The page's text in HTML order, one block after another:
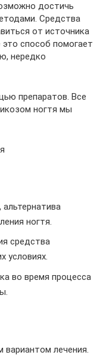
достичь
Средства
от источника
способ помогает
нередко
препаратов. Все
ногтя мы
ногтя.
средства
условиях.
во время процесса
вариантом лечения.